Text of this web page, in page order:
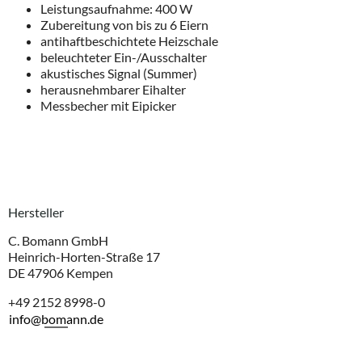
Leistungsaufnahme: 400 W
Zubereitung von bis zu 6 Eiern
antihaftbeschichtete Heizschale
beleuchteter Ein-/Ausschalter
akustisches Signal (Summer)
herausnehmbarer Eihalter
Messbecher mit Eipicker
Hersteller
C. Bomann GmbH
Heinrich-Horten-Straße 17
DE 47906 Kempen
+49 2152 8998-0
info@bomann.de